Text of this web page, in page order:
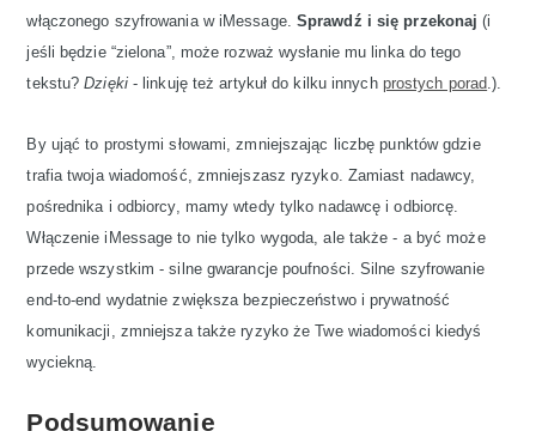
włączonego szyfrowania w iMessage. Sprawdź i się przekonaj (i
jeśli będzie “zielona”, może rozważ wysłanie mu linka do tego
tekstu?Dzięki- linkuję też artykuł do kilku innych prostych porad .).
By ująć to prostymi słowami, zmniejszając liczbę punktów gdzie
trafia twoja wiadomość, zmniejszasz ryzyko. Zamiast nadawcy,
pośrednika i odbiorcy, mamy wtedy tylko nadawcę i odbiorcę.
Włączenie iMessage to nie tylko wygoda, ale także - a być może
przede wszystkim - silne gwarancje poufności. Silne szyfrowanie
end-to-end wydatnie zwiększa bezpieczeństwo i prywatność
komunikacji, zmniejsza także ryzyko że Twe wiadomości kiedyś
wyciekną.
Podsumowanie